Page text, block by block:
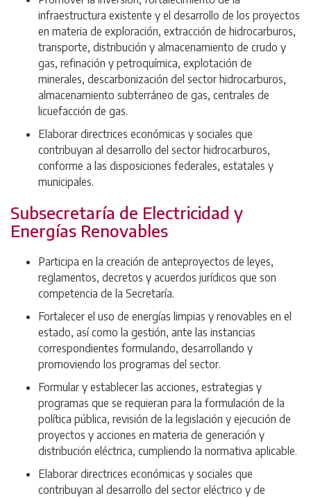
infraestructura existente y el desarrollo de los proyectos
en materia de exploración, extracción de hidrocarburos,
transporte, distribución y almacenamiento de crudo y
gas, refinación y petroquímica, explotación de
minerales, descarbonización del sector hidrocarburos,
almacenamiento subterráneo de gas, centrales de
licuefacción de gas.
Elaborar directrices económicas y sociales que
contribuyan al desarrollo del sector hidrocarburos,
conforme a las disposiciones federales, estatales y
municipales.
Subsecretaría de Electricidad y
Energías Renovables
Participa en la creación de anteproyectos de leyes,
reglamentos, decretos y acuerdos jurídicos que son
competencia de la Secretaría.
Fortalecer el uso de energías limpias y renovables en el
estado, así como la gestión, ante las instancias
correspondientes formulando, desarrollando y
promoviendo los programas del sector.
Formular y establecer las acciones, estrategias y
programas que se requieran para la formulación de la
política pública, revisión de la legislación y ejecución de
proyectos y acciones en materia de generación y
distribución eléctrica, cumpliendo la normativa aplicable.
Elaborar directrices económicas y sociales que
contribuyan al desarrollo del sector eléctrico y de